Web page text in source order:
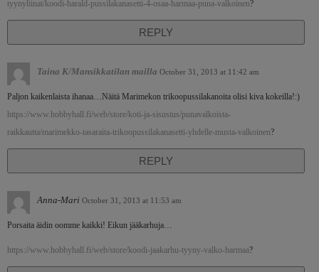
tyynyliinat/koodi-harald-pussilakanasetti-4-osaa-harmaa-puna-valkoinen?
REPLY
Taina K/Mansikkatilan mailla October 31, 2013 at 11:42 am
Paljon kaikenlaista ihanaa…Näitä Marimekon trikoopussilakanoita olisi kiva kokeilla!:)
https://www.hobbyhall.fi/web/store/koti-ja-sisustus/punavalkoista-
raikkautta/marimekko-tasaraita-trikoopussilakanasetti-yhdelle-musta-valkoinen?
REPLY
Anna-Mari October 31, 2013 at 11:53 am
Porsaita äidin oomme kaikki! Eikun jääkarhuja…
https://www.hobbyhall.fi/web/store/koodi-jaakarhu-tyyny-valko-harmaa?